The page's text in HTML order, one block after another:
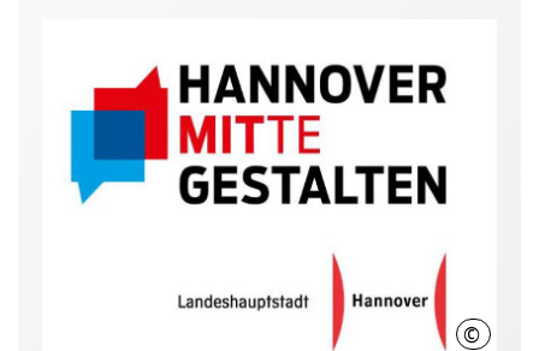
© LHH